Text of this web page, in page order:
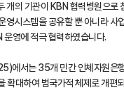
개의 기관이 KBN 협력병원으로
영시스템을 공유할 뿐 아니라 사
운영에 적극 협력하였습니다.
에서는 35개 민간 인체자원은
확대하여 범국가적 체제로 개편